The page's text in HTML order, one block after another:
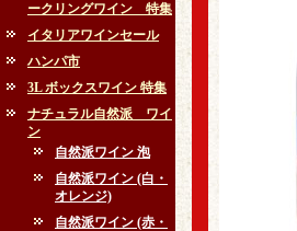
ークリングワイン 特集
イタリアワインセール
ハンパ市
3L ボックスワイン 特集
ナチュラル自然派 ワイ
ン
自然派ワイン 泡
自然派ワイン (白・
オレンジ)
自然派ワイン (赤・